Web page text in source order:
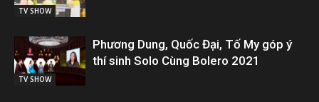
TV SHOW
TV SHOW
Phương Dung, Quốc Đại, Tố My góp ý
thí sinh Solo Cùng Bolero 2021